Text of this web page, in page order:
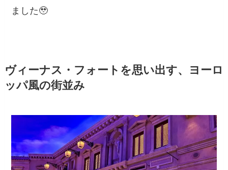
ました🥹
ヴィーナス・フォートを思い出す、ヨーロ
ッパ風の街並み